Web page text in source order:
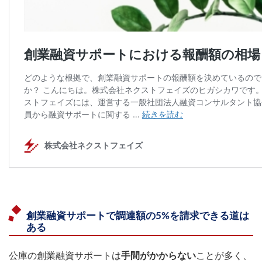
創業融資サポートで調達額の5%を請求できる道は
ある
公庫の創業融資サポートは手間がかからないことが多く、